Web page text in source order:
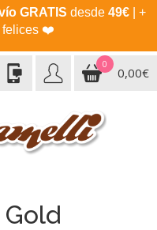
GRATIS desde 49€| +
❤️
0
0,00€